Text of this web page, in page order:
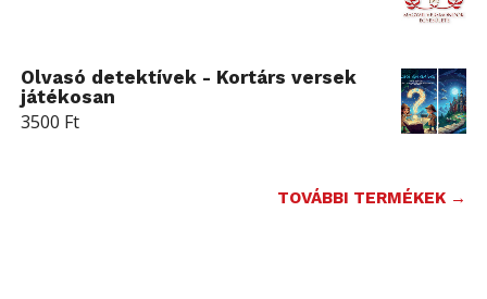
Olvasó detektívek - Kortárs versek
játékosan
3500 Ft
TOVÁBBI TERMÉKEK →